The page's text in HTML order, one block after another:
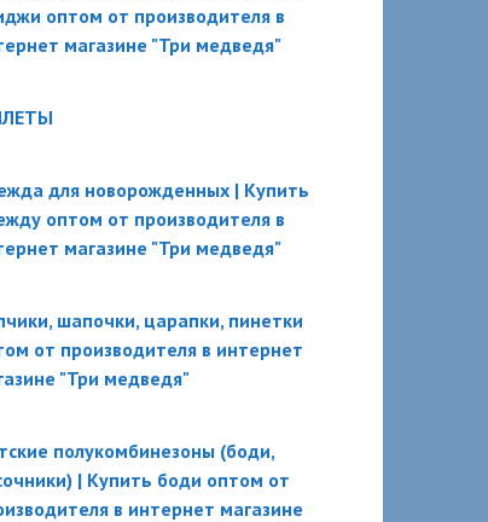
оптом от производителя в
магазине "Три медведя"
для новорожденных | Купить
оптом от производителя в
магазине "Три медведя"
шапочки, царапки, пинетки
от производителя в интернет
"Три медведя"
полукомбинезоны (боди,
| Купить боди оптом от
в интернет магазине